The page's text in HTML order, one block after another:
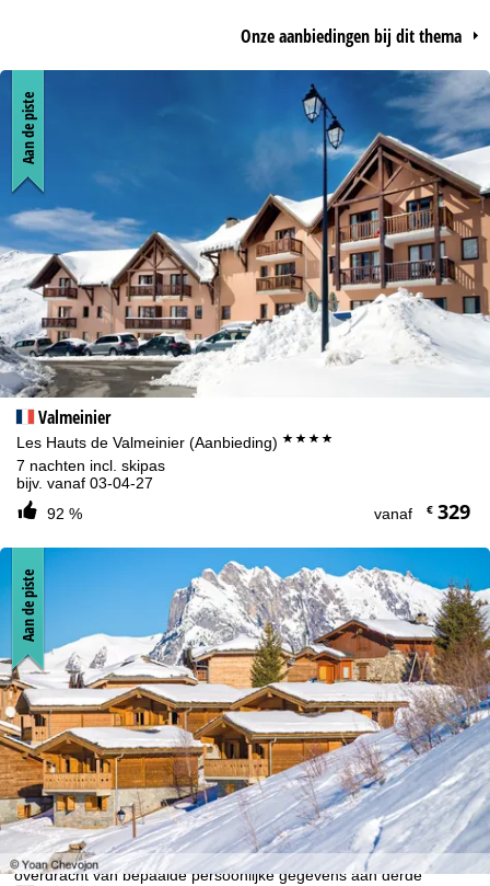
Cookie-informatie
Om onze website te optimaliseren, gebruiken we cookies om
gebruiksinformatie te verzamelen, die wij, TravelTrex GmbH, ook
delen met onze partners. Gebruiksprofielen worden aangemaakt
op basis van uw activiteiten met behulp van eindapparaat- en
browserinformatie. Deze gebruiksprofielen worden gebruikt voor
statistische analyse, individuele productaanbevelingen,
geïndividualiseerde reclame en bereikmeting. Hiervoor hebben wij
uw toestemming nodig (op elk moment in te trekken), wat ook de
overdracht van bepaalde persoonlijke gegevens aan derde
i
n
a
Onze aanbiedingen bij dit thema
Valmeinier
Les Hauts de Valmeinier (Aanbieding) ****
7 nachten incl. skipas
bijv. vanaf 03-04-27
92 %
vanaf €329
Aan de piste
Aan de piste